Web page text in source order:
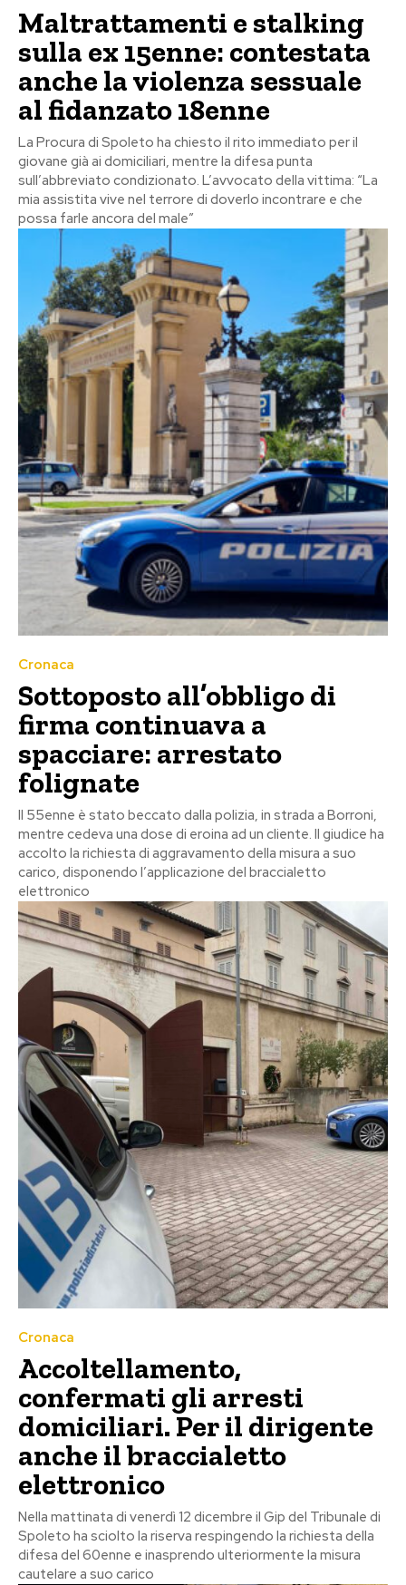
Maltrattamenti e stalking
sulla ex 15enne: contestata
anche la violenza sessuale
al fidanzato 18enne
La Procura di Spoleto ha chiesto il rito immediato per il
giovane già ai domiciliari, mentre la difesa punta
sull’abbreviato condizionato. L’avvocato della vittima: “La
mia assistita vive nel terrore di doverlo incontrare e che
possa farle ancora del male”
Cronaca
Sottoposto all’obbligo di
firma continuava a
spacciare: arrestato
folignate
Il 55enne è stato beccato dalla polizia, in strada a Borroni,
mentre cedeva una dose di eroina ad un cliente. Il giudice ha
accolto la richiesta di aggravamento della misura a suo
carico, disponendo l’applicazione del braccialetto
elettronico
Cronaca
Accoltellamento,
confermati gli arresti
domiciliari. Per il dirigente
anche il braccialetto
elettronico
Nella mattinata di venerdì 12 dicembre il Gip del Tribunale di
Spoleto ha sciolto la riserva respingendo la richiesta della
difesa del 60enne e inasprendo ulteriormente la misura
cautelare a suo carico